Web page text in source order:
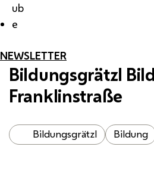
ub
e
NEWSLETTER
Bildungsgrätzl
Franklinstraße
Bildungsgrätzl Bildung